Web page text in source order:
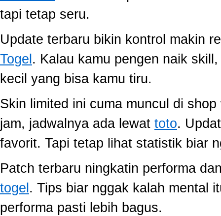
tapi tetap seru.
Update terbaru bikin kontrol makin
Togel . Kalau kamu pengen naik
kecil yang bisa kamu tiru.
Skin limited ini cuma muncul di
jam, jadwalnya ada lewat toto.
favorit. Tapi tetap lihat statistik biar
Patch terbaru ningkatin performa
togel . Tips biar nggak kalah mental
performa pasti lebih bagus.